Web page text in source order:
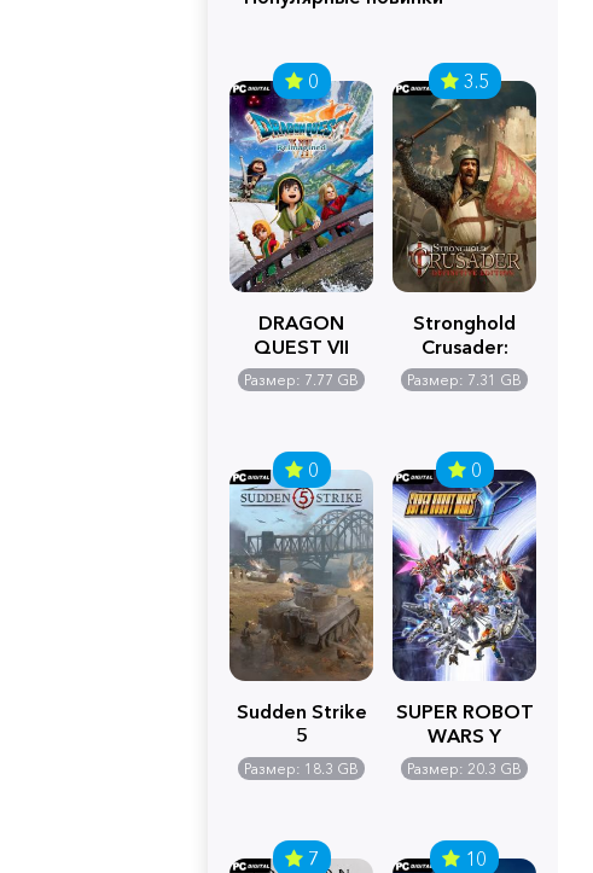
0
DRAGON
QUEST VII
Reimagined
Размер: 7.77 GB
3.5
Stronghold
Crusader:
Definitive
Edition
Размер: 7.31 GB
0
Sudden Strike
5
Размер: 18.3 GB
0
SUPER ROBOT
WARS Y
Размер: 20.3 GB
7 10